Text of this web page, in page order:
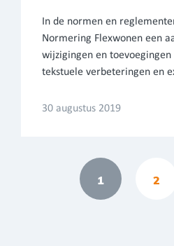
In de normen en
Normering Flexwonen een
wijzigingen en
tekstuele verbeteringen en
30 augustus 2019
1 2